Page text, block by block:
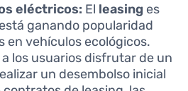
eléctricos: El leasing es
ganando popularidad
en vehículos ecológicos.
los usuarios disfrutar de un
un desembolso inicial